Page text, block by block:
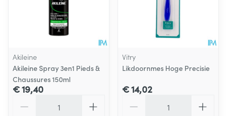
Akileine
Akileine Spray 3en1 Pieds &
Chaussures 150ml
€ 19,40
Vitry
Likdoornmes Hoge Precisie
€ 14,02